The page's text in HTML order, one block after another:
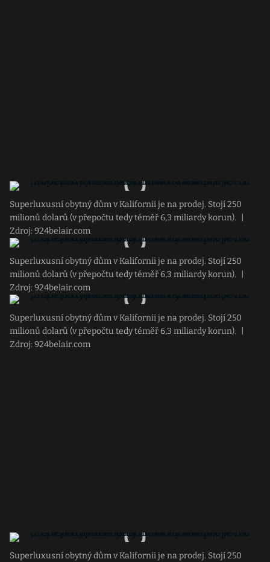
Superluxusní obytný dům v Kalifornii je na prodej. Stojí 250
milionů dolarů (v přepočtu tedy téměř 6,3 miliardy korun).
Zdroj: 924belair.com
Superluxusní obytný dům v Kalifornii je na prodej. Stojí 250
milionů dolarů (v přepočtu tedy téměř 6,3 miliardy korun).
Zdroj: 924belair.com
Superluxusní obytný dům v Kalifornii je na prodej. Stojí 250
milionů dolarů (v přepočtu tedy téměř 6,3 miliardy korun).
Zdroj: 924belair.com
Superluxusní obytný dům v Kalifornii je na prodej. Stojí 250